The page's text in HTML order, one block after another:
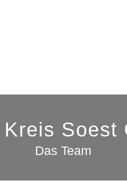
Soest
Das Team